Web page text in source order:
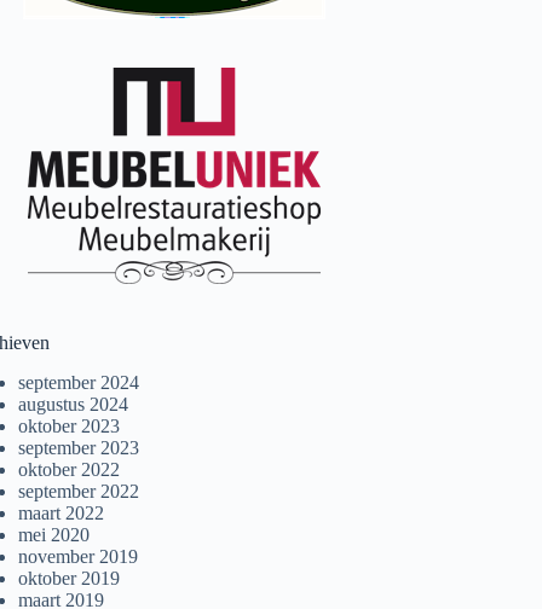
september 2024
augustus 2024
oktober 2023
september 2023
oktober 2022
september 2022
maart 2022
mei 2020
november 2019
oktober 2019
maart 2019